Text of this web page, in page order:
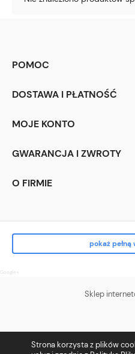
Strona korzysta z plików
POMOC
DOSTAWA I PŁATNOŚĆ
MOJE KONTO
GWARANCJA I ZWROTY
O FIRMIE
pokaż
Google+
Sklep